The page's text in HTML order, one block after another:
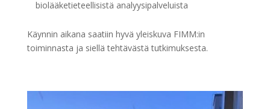
biolääketieteellisistä analyysipalveluista
Käynnin aikana saatiin hyvä yleiskuva FIMM:in
toiminnasta ja siellä tehtävästä tutkimuksesta.